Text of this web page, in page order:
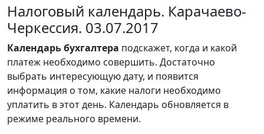
Налоговый календарь. Карачаево-
Черкессия. 03.07.2017
Календарьбухгалтера подскажет, когда и какой
платеж необходимо совершить. Достаточно
выбрать интересующую дату, и появится
информация о том, какие налоги необходимо
уплатить в этот день. Календарь обновляется в
режиме реального времени.